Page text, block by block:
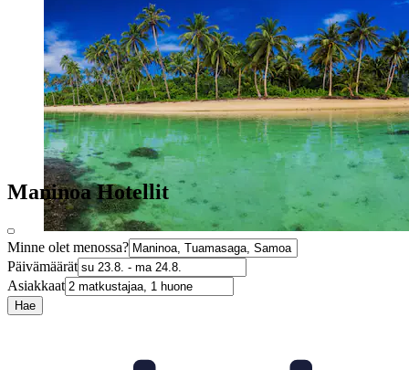
Maninoa Hotellit
Minne olet menossa?
Päivämäärät
Asiakkaat
Hae